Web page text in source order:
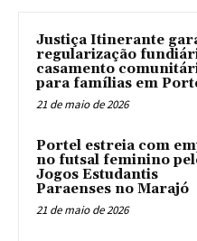
Justiça Itinerante
regularização
casamento
para famílias em
21 de maio de 2026
Portel estreia com
no futsal feminino
Jogos Estudantis
Paraenses no Marajó
21 de maio de 2026